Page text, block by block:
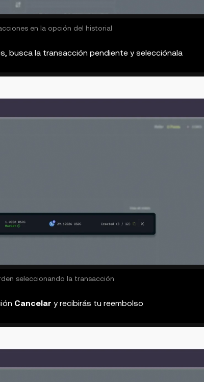
en la opción del historial
busca la transacción pendiente y selecciónala
seleccionando la transacción
Cancelar y recibirás tu reembolso